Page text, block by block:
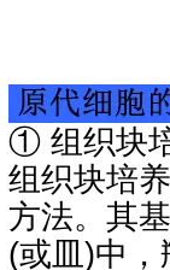
① 组织块
组织块培
方法。其
(或皿)中